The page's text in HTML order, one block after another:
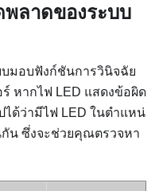
ลาดของระบบ
มอบฟังก์ชันการวินิจฉัย
หากไฟ LED แสดงข้อผิด
ได้ว่ามีไฟ LED ในตำแหน่
กัน ซึ่งจะช่วยคุณตรวจหา